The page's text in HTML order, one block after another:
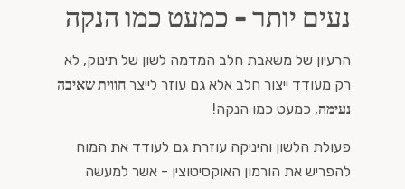
נעים יותר - כמעט כמו הנקה
הרעיון של משאבת חלב המדמה לשון של תינוק, לא
רק מעודד ייצור חלב אלא גם עוזר לייצר חווית שאיבה
נעימה, כמעט כמו הנקה!
פעולת הלשון והיניקה עוזרת גם לעודד את המוח
להפריש את הורמון האוקסיטוצין - אשר למעשה